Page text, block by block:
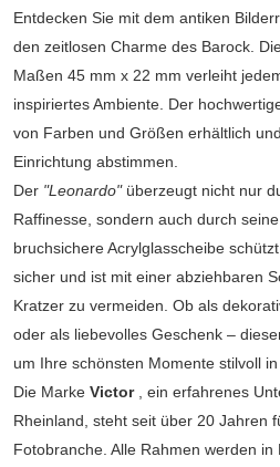
Entdecken Sie mit dem antiken
den zeitlosen Charme des Barock.
Maßen 45 mm x 22 mm verleiht
inspiriertes Ambiente. Der
von Farben und Größen erhältlich
Einrichtung abstimmen.
Der "Leonardo"überzeugt nicht nur
Raffinesse, sondern auch durch
bruchsichere Acrylglasscheibe
sicher und ist mit einer abziehbaren
Kratzer zu vermeiden. Ob als
oder als liebevolles Geschenk –
um Ihre schönsten Momente stilvoll
Die Marke Victor, ein erfahrenes
Rheinland, steht seit über 20 Jahren
Fotobranche. Alle Rahmen werden